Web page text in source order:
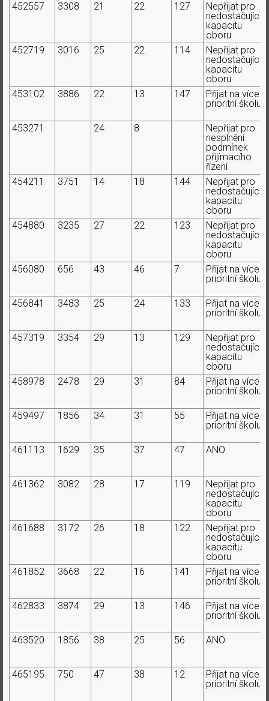
452557 3308 21 22 127
Nepřijat pro
nedostačující
kapacitu
oboru
452719 3016 25 22 114
Nepřijat pro
nedostačující
kapacitu
oboru
453102 3886 22 13 147
Přijat na více
prioritní školu
453271
24 8
Nepřijat pro
nesplnění
podmínek
přijímacího
řízení
454211 3751 14 18 144
Nepřijat pro
nedostačující
kapacitu
oboru
454880 3235 27 22 123
Nepřijat pro
nedostačující
kapacitu
oboru
456080 656 43 46 7
Přijat na více
prioritní školu
456841
3483 25 24 133
Přijat na více
prioritní školu
457319
3354 29 13 129
Nepřijat pro
nedostačující
kapacitu
oboru
458978 2478 29 31 84
Přijat na více
prioritní školu
459497
1856 34 31 55
Přijat na více
prioritní školu
461113
1629 35 37 47 ANO
461362
3082 28 17 119
Nepřijat pro
nedostačující
kapacitu
oboru
461688 3172 26 18 122
Nepřijat pro
nedostačující
kapacitu
oboru
461852 3668 22 16 141
Přijat na více
prioritní školu
462833
3874 29 13 146
Přijat na více
prioritní školu
463520
1856 38 25 56 ANO
465195
750 47 38 12
Přijat na více
prioritní školu